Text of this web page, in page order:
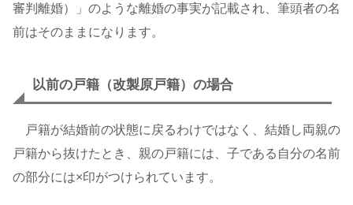
審判離婚）」のような離婚の事実が記載され、筆頭者の名
前はそのままになります。
以前の戸籍（改製原戸籍）の場合
戸籍が結婚前の状態に戻るわけではなく、結婚し両親の
戸籍から抜けたとき、親の戸籍には、子である自分の名前
の部分には×印がつけられています。